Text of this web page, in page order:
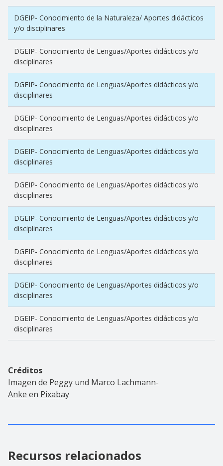
DGEIP- Conocimiento de la Naturaleza/ Aportes didácticos
y/o disciplinares
DGEIP- Conocimiento de Lenguas/Aportes didácticos y/o
disciplinares
DGEIP- Conocimiento de Lenguas/Aportes didácticos y/o
disciplinares
DGEIP- Conocimiento de Lenguas/Aportes didácticos y/o
disciplinares
DGEIP- Conocimiento de Lenguas/Aportes didácticos y/o
disciplinares
DGEIP- Conocimiento de Lenguas/Aportes didácticos y/o
disciplinares
DGEIP- Conocimiento de Lenguas/Aportes didácticos y/o
disciplinares
DGEIP- Conocimiento de Lenguas/Aportes didácticos y/o
disciplinares
DGEIP- Conocimiento de Lenguas/Aportes didácticos y/o
disciplinares
DGEIP- Conocimiento de Lenguas/Aportes didácticos y/o
disciplinares
Créditos
Imagen de Peggy und Marco Lachmann-
Anke en Pixabay
Recursos relacionados